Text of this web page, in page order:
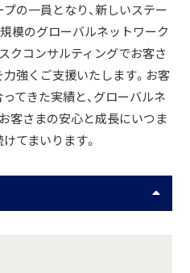
プの一員となり、新しいステー
模のグローバルネットワーク
クコンサルティングでお客さ
強くご支援いたします。お客
てきた実績と、グローバルネ
客さまの安心と成長にいつま
てまいります。